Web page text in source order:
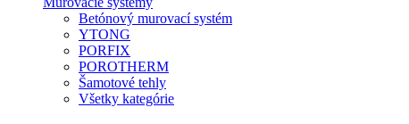
Betónový murovací systém
YTONG
PORFIX
POROTHERM
Šamotové tehly
Všetky kategórie